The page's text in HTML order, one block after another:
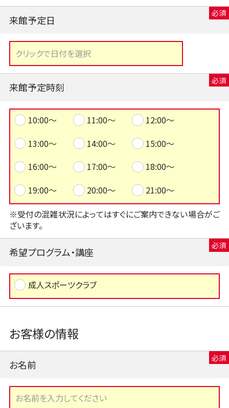
来館予定日
来館予定時刻
10:00～ 11:00～
12:00～
13:00～
14:00～
15:00～
16:00～
17:00～
18:00～
19:00～
20:00～
21:00～
※受付の混雑状況によってはすぐにご案内できない場合がご
ざいます。
希望プログラム・講座
成人スポーツクラブ
お客様の情報
お名前